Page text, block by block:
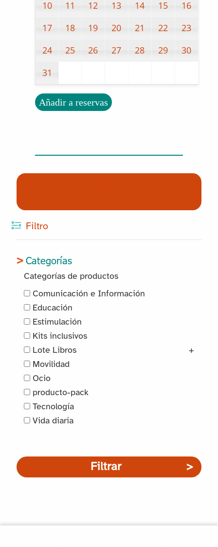
10
11 12 13 14 15
16
17
18 19 20 21 22
23
24
25 26 27 28 29
30
31
Bolsa de hidratación cantidad
Añadir a reservas
Filtro
Categorías
Categorías de productos
Comunicación e Información
Educación
Estimulación
Kits inclusivos
Lote Libros
+
Movilidad
Ocio
producto-pack
Tecnología
Vida diaria
Filtrar